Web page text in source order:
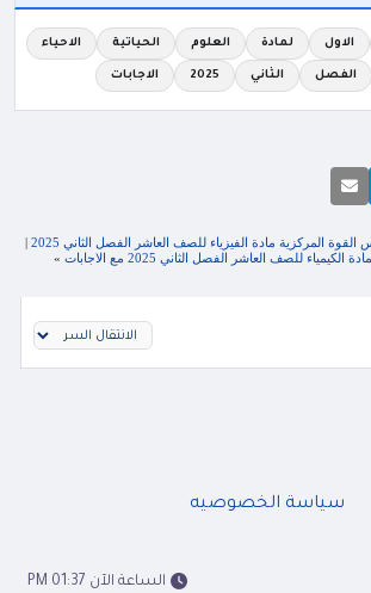
الاول لمادة العلوم الحياتية الاحياء
الفصل الثاني 2025 الاجابات
المركزية مادة الفيزياء للصف العاشر الفصل الثاني 2025
|
للصف العاشر الفصل الثاني 2025 مع الاجابات
»
سياسة الخصوصيه
الساعة الآن 01:37 PM